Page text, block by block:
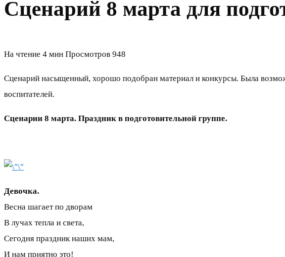
Сценарий 8 марта для
На чтение 4 мин Просмотров 948
Сценарий насыщенный, хорошо подобран материал и конкурсы. Была
воспитателей.
Сценарии 8 марта. Праздник в подготовительной группе.
Девочка.
Весна шагает по дворам
В лучах тепла и света,
Сегодня праздник наших мам,
И нам приятно это!